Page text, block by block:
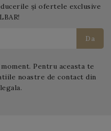
și ofertele exclusive
Pentru aceasta te
noastre de contact din